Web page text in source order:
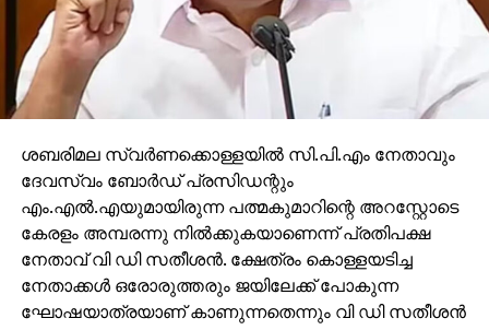
ശബരിമല സ്വര്‍ണക്കൊള്ളയില്‍ സി.പി.എം നേതാവും
എം.എല്‍.എയുമായിരുന്ന പത്മകുമാറിന്റെ അറസ്റ്റോടെ
കേരളം അമ്പരന്നു നില്‍ക്കുകയാണെന്ന് പ്രതിപക്ഷ
നേതാവ് വി ഡി സതീശന്‍. ക്ഷേത്രം കൊള്ളയടിച്ച
നേതാക്കള്‍ ഒരോരുത്തരും ജയിലേക്ക് പോകുന്ന
ഘോഷയാത്രയാണ് കാണുന്നതെന്നും വി ഡി സതീശന്‍
പറഞ്ഞു.